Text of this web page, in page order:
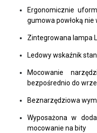
Ergonomicznie
gumowa powłoką nie
Zintegrowana lampa
Ledowy wskaźnik
Mocowanie
bezpośrednio do
Beznarzędziowa
Wyposażona w
mocowanie na bity